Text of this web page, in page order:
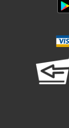
Por favor